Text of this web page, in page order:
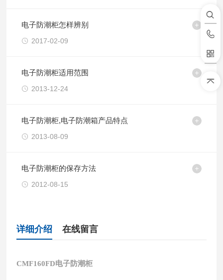
电子防潮柜怎样辨别
2017-02-09
电子防潮柜适用范围
2013-12-24
电子防潮柜,电子防潮箱产品特点
2013-08-09
电子防潮柜的保存方法
2012-08-15
详细介绍 在线留言
CMF160FD电子防潮柜